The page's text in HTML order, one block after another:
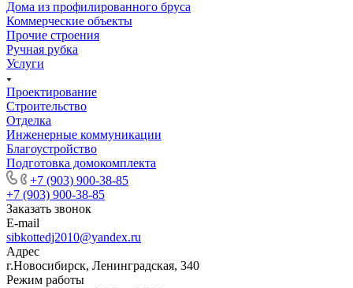
Дома из профилированного бруса
Коммерческие объекты
Прочие строения
Ручная рубка
Услуги
Проектирование
Строительство
Отделка
Инженерные коммуникации
Благоустройство
Подготовка домокомплекта
+7 (903) 900-38-85
+7 (903) 900-38-85
Заказать звонок
E-mail
sibkottedj2010@yandex.ru
Адрес
г.Новосибирск, Ленинградская, 340
Режим работы